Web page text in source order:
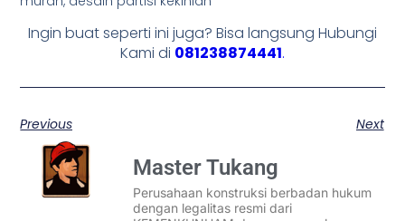
Ingin buat seperti ini juga? Bisa langsung Hubungi
Kami di 081238874441.
Previous Next
Master Tukang
Perusahaan konstruksi berbadan hukum
dengan legalitas resmi dari